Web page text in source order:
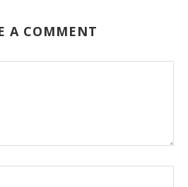
A COMMENT